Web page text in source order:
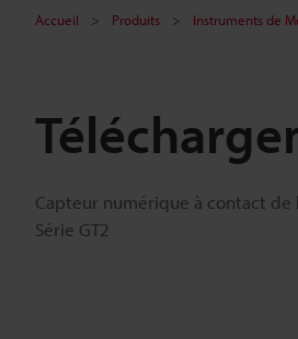
Accueil Produits Instruments de
Capteur numérique à contact de
Série GT2